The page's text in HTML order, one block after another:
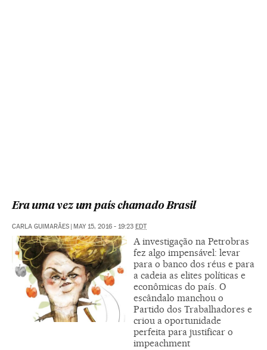
Era uma vez um país chamado Brasil
CARLA GUIMARÃES MAY 15, 2016 - 19:23 EDT
A investigação na Petrobras
fez algo impensável: levar
para o banco dos réus e para
a cadeia as elites políticas e
econômicas do país. O
escândalo manchou o
Partido dos Trabalhadores e
criou a oportunidade
perfeita para justificar o
impeachment